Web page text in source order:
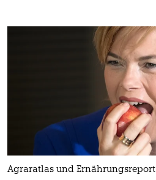
Agraratlas und Ernährungsreport